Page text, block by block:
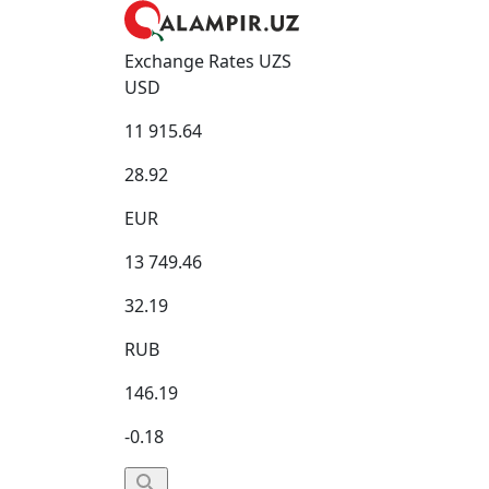
Exchange Rates UZS
USD
11 915.64
28.92
EUR
13 749.46
32.19
RUB
146.19
-0.18